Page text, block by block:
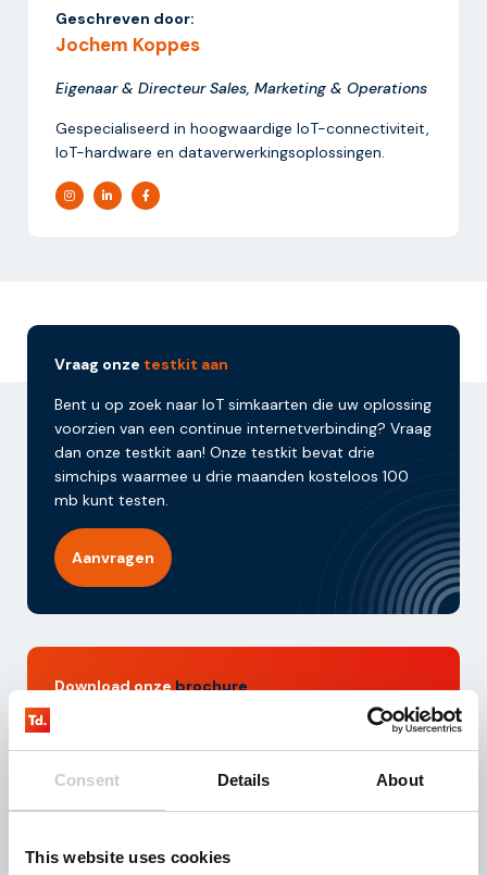
Consent Details About
This website uses cookies
Geschreven door:
Jochem Koppes
Eigenaar & Directeur Sales, Marketing & Operations
Gespecialiseerd in hoogwaardige IoT-connectiviteit,
IoT-hardware en dataverwerkingsoplossingen.
Vraag onze testkit aan
Bent u op zoek naar IoT simkaarten die uw oplossing
voorzien van een continue internetverbinding? Vraag
dan onze testkit aan! Onze testkit bevat drie
simchips waarmee u drie maanden kosteloos 100
mb kunt testen.
Aanvragen
Download onzebrochure
Bent u op zoek naar een geschikte IoT partner voor
uw bedrijfsactiviteiten? Download dan deze
brochure en ontvang direct toegang tot waardevolle